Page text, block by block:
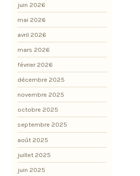
juin 2026
mai 2026
avril 2026
mars 2026
février 2026
décembre 2025
novembre 2025
octobre 2025
septembre 2025
août 2025
juillet 2025
juin 2025